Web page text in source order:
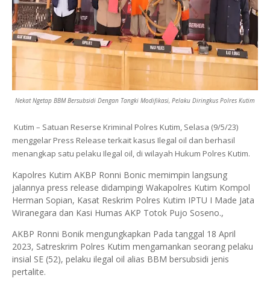
Nekat Ngetap BBM Bersubsidi Dengan Tangki Modifikasi, Pelaku Diringkus Polres Kutim
Kutim – Satuan Reserse Kriminal Polres Kutim, Selasa (9/5/23)
menggelar Press Release terkait kasus Ilegal oil dan berhasil
menangkap satu pelaku Ilegal oil, di wilayah Hukum Polres Kutim.
Kapolres Kutim AKBP Ronni Bonic memimpin langsung
jalannya press release didampingi Wakapolres Kutim Kompol
Herman Sopian, Kasat Reskrim Polres Kutim IPTU I Made Jata
Wiranegara dan Kasi Humas AKP Totok Pujo Soseno.,
AKBP Ronni Bonik mengungkapkan Pada tanggal 18 April
2023, Satreskrim Polres Kutim mengamankan seorang pelaku
insial SE (52), pelaku ilegal oil alias BBM bersubsidi jenis
pertalite.